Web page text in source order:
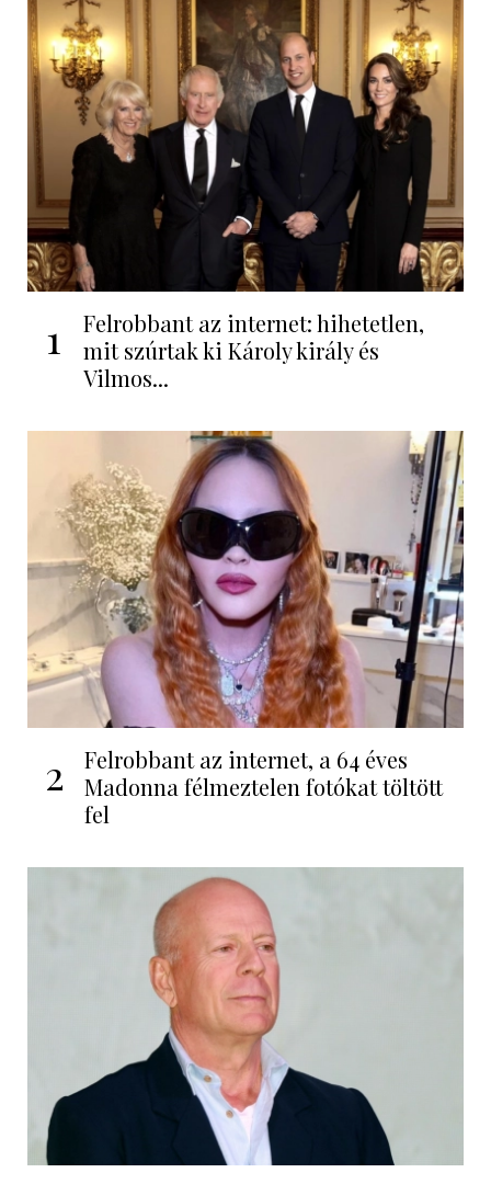
1
Felrobbant az internet: hihetetlen,
mit szúrtak ki Károly király és
Vilmos...
2
Felrobbant az internet, a 64 éves
Madonna félmeztelen fotókat töltött
fel